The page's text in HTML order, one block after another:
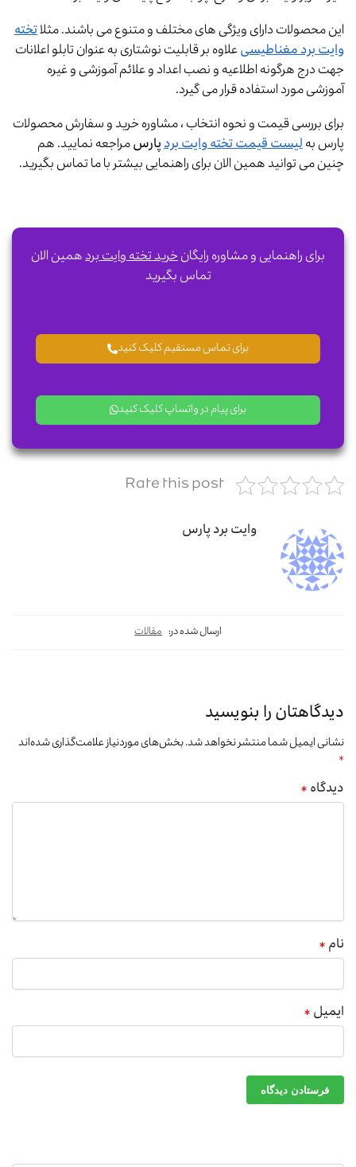
این محصولات دارای ویژگی های مختلف و متنوع می باشند. مثلاتخته
وایت برد مغناطیسیعلاوه بر قابلیت نوشتاری به عنوان تابلو اعلانات
جهت درج هرگونه اطلاعیه و نصب اعداد و علائم آموزشی و غیره
آموزشی مورد استفاده قرار می گیرد.
برای بررسی قیمت و نحوه انتخاب ، مشاوره خرید و سفارش محصولات
پارس بهلیست قیمت تخته وایت بردپارسمراجعه نمایید. هم
چنین می توانید همین الان برای راهنمایی بیشتر با ما تماس بگیرید.
برای راهنمایی و مشاوره رایگانخرید تخته وایت بردهمین الان
تماس بگیرید
برای تماس مستقیم کلیک کنید
برای پیام در واتساپ کلیک کنید
Rate this post
وایت برد پارس
ارسال شده در: مقالات
دیدگاهتان را بنویسید
نشانی ایمیل شما منتشر نخواهد شد.بخش‌های موردنیاز علامت‌گذاری شده‌اند
*
دیدگاه *
نام *
ایمیل *